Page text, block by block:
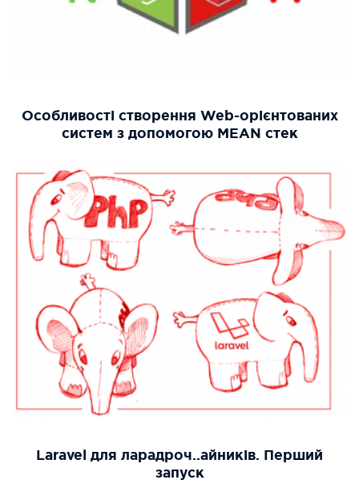
Особливості створення Web-орієнтованих
систем з допомогою MEAN стек
Laravel для ларадроч..айників. Перший
запуск